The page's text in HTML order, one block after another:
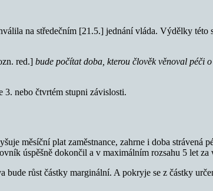
na středečním [21.5.] jednání vláda. Výdělky této
red.] bude počítat doba, kterou člověk věnoval péči
3. nebo čtvrtém stupni závislosti.
měsíční plat zaměstnance, zahrne i doba strávená
úspěšně dokončil a v maximálním rozsahu 5 let za
růst částky marginální. A pokryje se z částky